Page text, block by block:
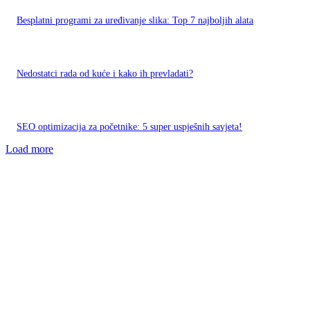
Besplatni programi za uređivanje slika: Top 7 najboljih alata
Nedostatci rada od kuće i kako ih prevladati?
SEO optimizacija za početnike: 5 super uspješnih savjeta!
Load more